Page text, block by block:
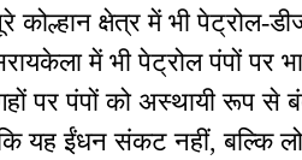
क्षेत्र में भी पेट्रोल-
में भी पेट्रोल पंपों पर
पर पंपों को अस्थायी रूप से
यह ईंधन संकट नहीं, बल्कि